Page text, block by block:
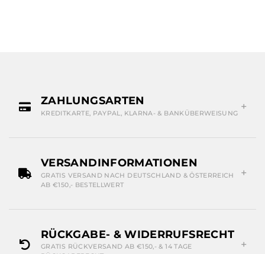
ZAHLUNGSARTEN
KREDITKARTE, PAYPAL, KLARNA- & BANKÜBERWEISUNG
VERSANDINFORMATIONEN
GRATIS VERSAND NACH DEUTSCHLAND & ÖSTERREICH
AB €150,- BESTELLWERT
RÜCKGABE- & WIDERRUFSRECHT
GRATIS RÜCKVERSAND AB €150,- & 14 TAGE